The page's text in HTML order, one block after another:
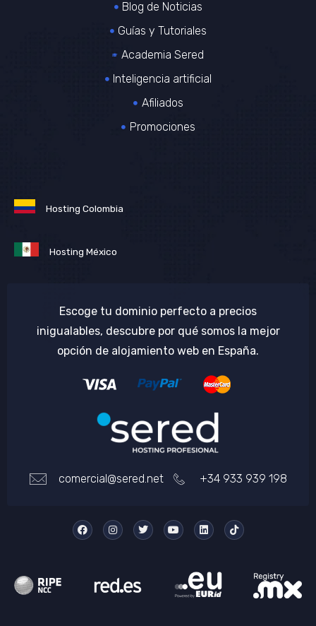
Blog de Noticias
Guías y Tutoriales
Academia Sered
Inteligencia artificial
Afiliados
Promociones
Hosting Colombia
Hosting México
Escoge tu dominio perfecto a precios
inigualables, descubre por qué somos la mejor
opción de alojamiento web en España.
comercial@sered.net +34 933 939 198